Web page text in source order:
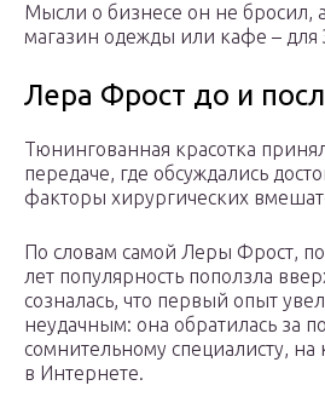
Мысли о бизнесе он не бросил, а
магазин одежды или кафе – для
Лера Фрост до и
Тюнингованная красотка
передаче, где обсуждались
факторы хирургических
По словам самой Леры Фрост,
лет популярность поползла
созналась, что первый опыт
неудачным: она обратилась за
сомнительному специалисту, на
в Интернете.